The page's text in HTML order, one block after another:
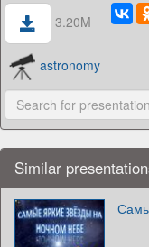
3.20M
astronomy
Similar